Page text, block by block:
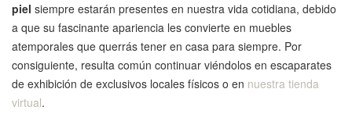
piel siempre estarán presentes en nuestra vida cotidiana, debido
a que su fascinante apariencia les convierte en muebles
atemporales que querrás tener en casa para siempre. Por
consiguiente, resulta común continuar viéndolos en escaparates
de exhibición de exclusivos locales físicos o en nuestra tienda
virtual.